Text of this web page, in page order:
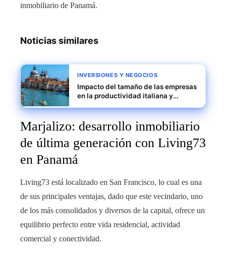
inmobiliario de Panamá.
Noticias similares
INVERSIONES Y NEGOCIOS
Impacto del tamaño de las empresas
en la productividad italiana y
Marjalizo: desarrollo inmobiliario
de última generación con Living73
en Panamá
Living73 está localizado en San Francisco, lo cual es una
de sus principales ventajas, dado que este vecindario, uno
de los más consolidados y diversos de la capital, ofrece un
equilibrio perfecto entre vida residencial, actividad
comercial y conectividad.